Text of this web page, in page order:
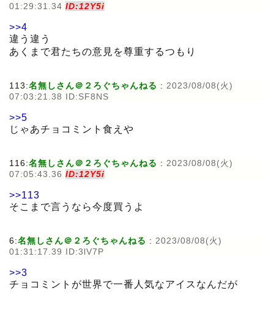
01:29:31.34 ID:12Y5i
>>4
違う違う
あくまで君たちの意見を尊重するつもり
113:名無しさん＠２ろぐちゃんねる : 2023/08/08(火)
07:03:21.38 ID:SF8NS
>>5
じゃあチョコミント食えや
116:名無しさん＠２ろぐちゃんねる : 2023/08/08(火)
07:05:43.36 ID:12Y5i
>>113
そこまで言うなら今度買うよ
6:名無しさん＠２ろぐちゃんねる : 2023/08/08(火)
01:31:17.39 ID:3lV7P
>>3
チョコミントが世界で一番人気なアイスなんだが